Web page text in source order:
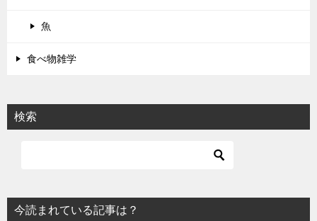
魚
食べ物雑学
検索
今読まれている記事は？